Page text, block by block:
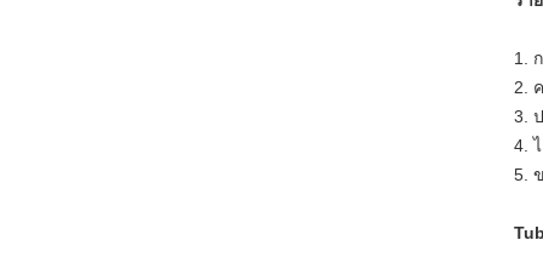
1.
2.
3.
4.
5.